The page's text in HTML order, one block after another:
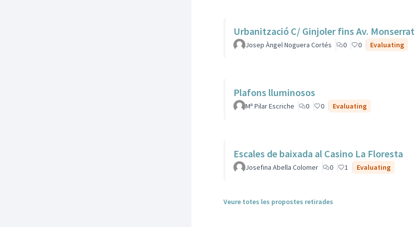
Urbanització C/ Ginjoler fins Av. Monserrat
Josep Àngel Noguera Cortés 0 0 Evaluating
Plafons lluminosos
Mª Pilar Escriche 0 0 Evaluating
Escales de baixada al Casino La Floresta
Josefina Abella Colomer 0 1 Evaluating
Veure totes les propostes retirades